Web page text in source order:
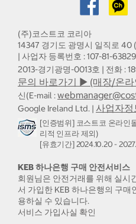
(주)코스트코 코리아
14347 경기도 광명시 일직로 40
| 사업자 등록번호 : 107-81-
2013-경기광명-0013호 | 전화 :
문의 바로가기 ▶ (매장/온라
신(E-mail :
Google Ireland Ltd. | 사업자정
[인증범위] 코스트코 온라인
리적 인프라 제외)
[유효기간] 2024.10.20 -
KEB 하나은행 구매 안전서비스
회원님은 안전거래를 위해 실시
서 가입한 KEB 하나은행의 구
용하실 수 있습니다.
서비스 가입사실 확인